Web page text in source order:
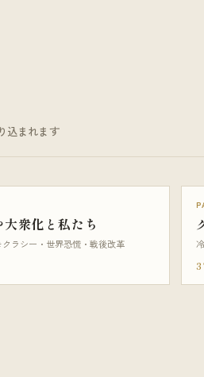
込まれます
衆化と私たち
ラシー・世界恐慌・戦後改革